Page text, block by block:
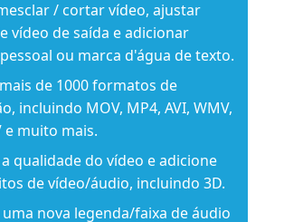
/ cortar vídeo, ajustar
vídeo de saída e adicionar
ou marca d'água de texto.
de 1000 formatos de
incluindo MOV, MP4, AVI, WMV,
e muito mais.
qualidade do vídeo e adicione
de vídeo/áudio, incluindo 3D.
nova legenda/faixa de áudio